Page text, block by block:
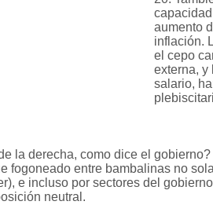
aumento
inflación.
el cepo
externa, y
salario,
la derecha, como dice el gobierno?
fogoneado entre bambalinas no
e incluso por sectores del
neutral.